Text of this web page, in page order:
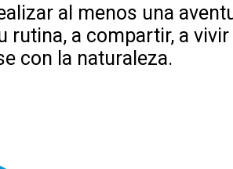
al menos una
a compartir, a
con la naturaleza.